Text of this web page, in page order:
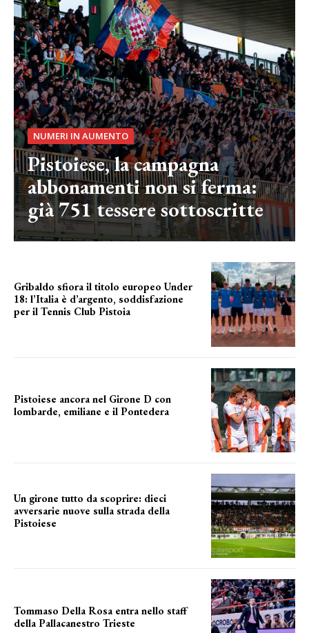
NUMERI IN AUMENTO
Pistoiese, la campagna
abbonamenti non si ferma:
già 751 tessere sottoscritte
Gribaldo sfiora il titolo europeo Under
18: l’Italia è d’argento, soddisfazione
per il Tennis Club Pistoia
Pistoiese ancora nel Girone D con
lombarde, emiliane e il Pontedera
Un girone tutto da scoprire: dieci
avversarie nuove sulla strada della
Pistoiese
Tommaso Della Rosa entra nello staff
della Pallacanestro Trieste